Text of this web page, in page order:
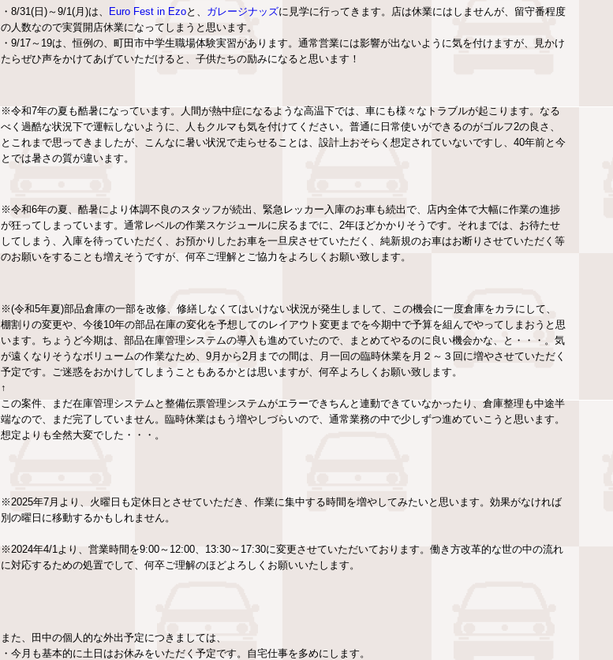
・8/31(日)～9/1(月)は、 Euro Fest in Ezoと、 ガレージナッズに見学に行ってきます。店は休業にはしませんが、留守番程度
の人数なので実質開店休業になってしまうと思います。
・9/17～19は、恒例の、町田市中学生職場体験実習があります。通常営業には影響が出ないように気を付けますが、見かけ
たらぜひ声をかけてあげていただけると、子供たちの励みになると思います！
※令和7年の夏も酷暑になっています。人間が熱中症になるような高温下では、車にも様々なトラブルが起こります。なる
べく過酷な状況下で運転しないように、人もクルマも気を付けてください。普通に日常使いができるのがゴルフ2の良さ、
とこれまで思ってきましたが、こんなに暑い状況で走らせることは、設計上おそらく想定されていないですし、40年前と今
とでは暑さの質が違います。
※令和6年の夏、酷暑により体調不良のスタッフが続出、緊急レッカー入庫のお車も続出で、店内全体で大幅に作業の進捗
が狂ってしまっています。通常レベルの作業スケジュールに戻るまでに、2年ほどかかりそうです。それまでは、お待たせ
してしまう、入庫を待っていただく、お預かりしたお車を一旦戻させていただく、純新規のお車はお断りさせていただく等
のお願いをすることも増えそうですが、何卒ご理解とご協力をよろしくお願い致します。
※(令和5年夏)部品倉庫の一部を改修、修繕しなくてはいけない状況が発生しまして、この機会に一度倉庫をカラにして、
棚割りの変更や、今後10年の部品在庫の変化を予想してのレイアウト変更までを今期中で予算を組んでやってしまおうと思
います。ちょうど今期は、部品在庫管理システムの導入も進めていたので、まとめてやるのに良い機会かな、と・・・。気
が遠くなりそうなボリュームの作業なため、9月から2月までの間は、月一回の臨時休業を月２～３回に増やさせていただく
予定です。ご迷惑をおかけしてしまうこともあるかとは思いますが、何卒よろしくお願い致します。
↑
この案件、まだ在庫管理システムと整備伝票管理システムがエラーできちんと連動できていなかったり、倉庫整理も中途半
端なので、まだ完了していません。臨時休業はもう増やしづらいので、通常業務の中で少しずつ進めていこうと思います。
想定よりも全然大変でした・・・。
※2025年7月より、火曜日も定休日とさせていただき、作業に集中する時間を増やしてみたいと思います。効果がなければ
別の曜日に移動するかもしれません。
※2024年4/1より、営業時間を9:00～12:00、13:30～17:30に変更させていただいております。働き方改革的な世の中の流れ
に対応するための処置でして、何卒ご理解のほどよろしくお願いいたします。
また、田中の個人的な外出予定につきましては、
・今月も基本的に土日はお休みをいただく予定です。自宅仕事を多めにします。